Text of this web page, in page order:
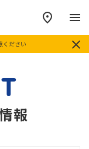
ください
メ
報